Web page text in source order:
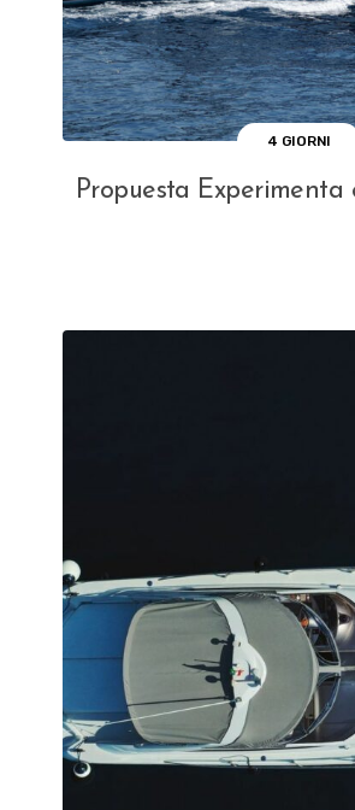
4 GIORNI
Propuesta